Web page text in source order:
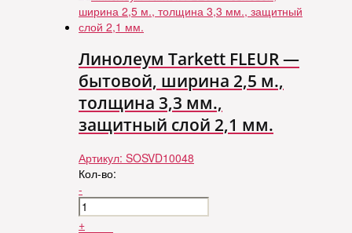
Линолеум Tarkett FLEUR —
бытовой, ширина 2,5 м.,
толщина 3,3 мм.,
защитный слой 2,1 мм.
Артикул: SOSVD10048
Кол-во:
-
+